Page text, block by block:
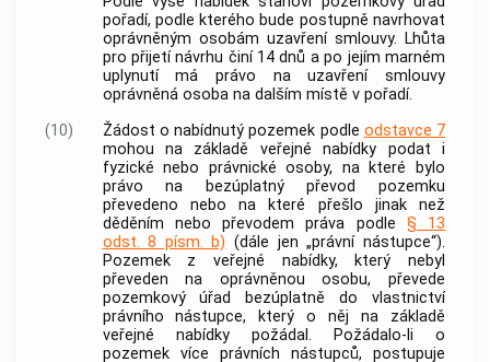
pořadí, podle kterého bude postupně navrhovat
oprávněným osobám uzavření smlouvy. Lhůta
pro přijetí návrhu činí 14 dnů a po jejím marném
uplynutí má právo na uzavření smlouvy
oprávněná osobana dalším místě v pořadí.
(10)
Žádost o nabídnutý pozemek podle odstavce 7
mohou na základě veřejné nabídky podat i
fyzické nebo právnické osoby, na které bylo
právo na bezúplatný převod pozemku
převedeno nebo na které přešlo jinak než
děděním nebo převodem práva podle § 13
odst. 8 písm. b) (dále jen „právní nástupce“).
Pozemek z veřejné nabídky, který nebyl
převeden na oprávněnou osobu, převede
pozemkový úřad bezúplatně do vlastnictví
právního nástupce, který o něj na základě
veřejné nabídky požádal. Požádalo-li o
pozemek více právních nástupců, postupuje